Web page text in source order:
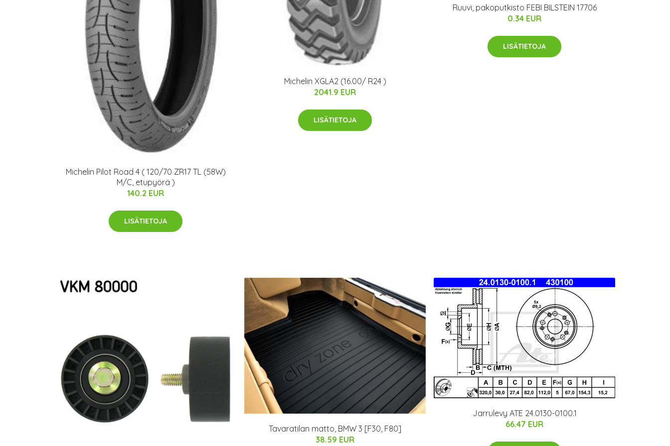
Michelin Pilot Road 4 ( 120/70 ZR17 TL (58W)
M/C, etupyörä )
140.2 EUR
LISÄTIETOJA
Michelin XGLA2 (16.00/ R24 )
2041.9 EUR
LISÄTIETOJA
Ruuvi, pakoputkisto FEBI BILSTEIN 17706
0.34 EUR
LISÄTIETOJA
Tavaratilan matto, BMW 3 [F30, F80]
38.59 EUR
Jarrulevy ATE 24.0130-0100.1
66.47 EUR